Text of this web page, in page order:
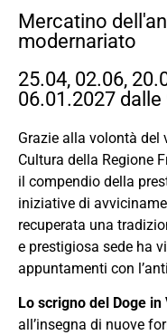
Mercatino
modernariato
25.04, 02.06,
06.01.2027 dalle
Grazie alla volontà del
Cultura della Regione
il compendio della
iniziative di
recuperata una
e prestigiosa sede ha
appuntamenti con
Lo scrigno del Doge
all’insegna di nuove